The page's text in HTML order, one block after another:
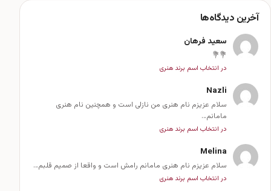
آخرین دیدگاه‌ها
سعید فرهان
💐💐
در انتخاب اسم برند هنری
Nazli
سلام عزیزم نام هنری من نازلی است و همچنین نام هنری
مامانم…
در انتخاب اسم برند هنری
Melina
سلام عزیزم نام هنری مامانم رامش است و واقعا از صمیم قلبم…
در انتخاب اسم برند هنری